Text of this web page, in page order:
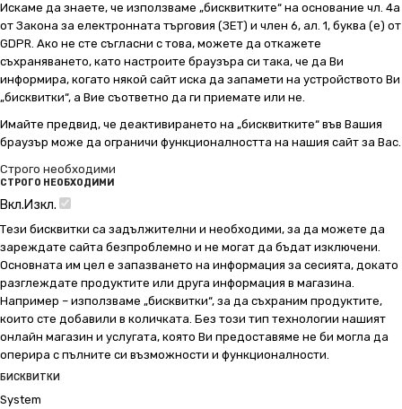
Искаме да знаете, че използваме „бисквитките“ на основание чл. 4а
от Закона за електронната търговия (ЗЕТ) и член 6, ал. 1, буква (е) от
GDPR. Ако не сте съгласни с това, можете да откажете
съхраняването, като настроите браузъра си така, че да Ви
информира, когато някой сайт иска да запамети на устройството Ви
„бисквитки“, а Вие съответно да ги приемате или не.
Имайте предвид, че деактивирането на „бисквитките“ във Вашия
браузър може да ограничи функционалността на нашия сайт за Вас.
Строго необходими
СТРОГО НЕОБХОДИМИ
Вкл.Изкл.
Тези бисквитки са задължителни и необходими, за да можете да
зареждате сайта безпроблемно и не могат да бъдат изключени.
Основната им цел е запазването на информация за сесията, докато
разглеждате продуктите или друга информация в магазина.
Например – използваме „бисквитки“, за да съхраним продуктите,
които сте добавили в количката. Без този тип технологии нашият
онлайн магазин и услугата, която Ви предоставяме не би могла да
оперира с пълните си възможности и функционалности.
БИСКВИТКИ
System